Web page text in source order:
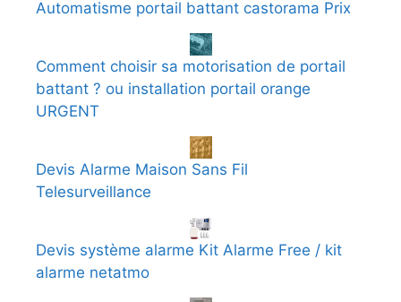
Automatisme portail battant castorama Prix
Comment choisir sa motorisation de portail
battant ? ou installation portail orange
URGENT
Devis Alarme Maison Sans Fil
Telesurveillance
Devis système alarme Kit Alarme Free / kit
alarme netatmo